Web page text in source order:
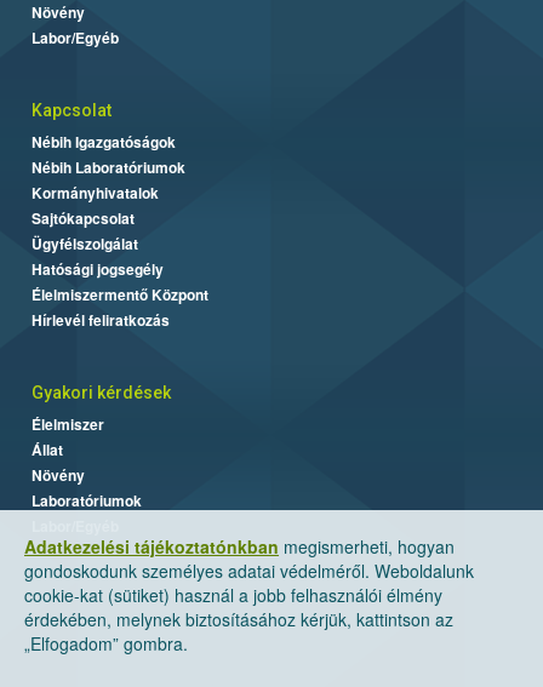
Adatkezelési tájékoztatónkban megismerheti, hogyan
gondoskodunk személyes adatai védelméről. Weboldalunk
cookie-kat (sütiket) használ a jobb felhasználói élmény
érdekében, melynek biztosításához kérjük, kattintson az
„Elfogadom” gombra.
Növény
Labor/Egyéb
Kapcsolat
Nébih Igazgatóságok
Nébih Laboratóriumok
Kormányhivatalok
Sajtókapcsolat
Ügyfélszolgálat
Hatósági jogsegély
Élelmiszermentő Központ
Hírlevél feliratkozás
Gyakori kérdések
Élelmiszer
Állat
Növény
Laboratóriumok